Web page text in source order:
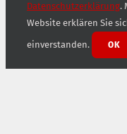
Datenschutzerklärung.
Website erklären Sie
einverstanden. OK